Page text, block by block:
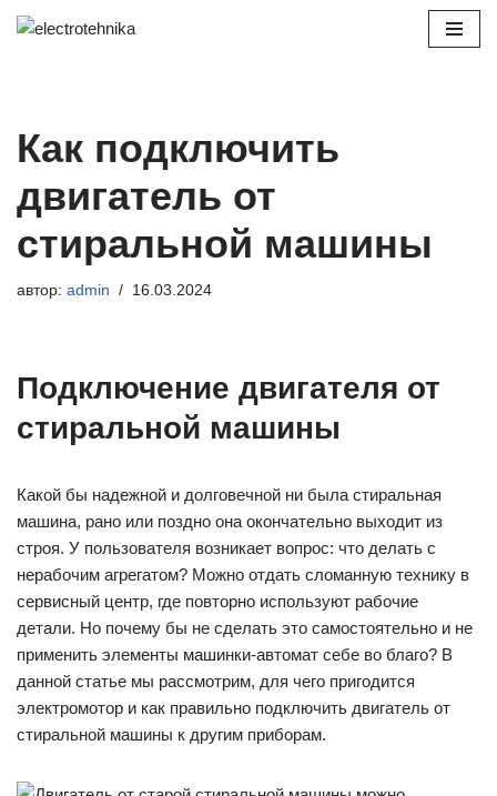
Как подключить
двигатель от
стиральной машины
автор: admin 16.03.2024
Подключение двигателя от
стиральной машины
Какой бы надежной и долговечной ни была стиральная
машина, рано или поздно она окончательно выходит из
строя. У пользователя возникает вопрос: что делать с
нерабочим агрегатом? Можно отдать сломанную технику в
сервисный центр, где повторно используют рабочие
детали. Но почему бы не сделать это самостоятельно и не
применить элементы машинки-автомат себе во благо? В
данной статье мы рассмотрим, для чего пригодится
электромотор и как правильно подключить двигатель от
стиральной машины к другим приборам.